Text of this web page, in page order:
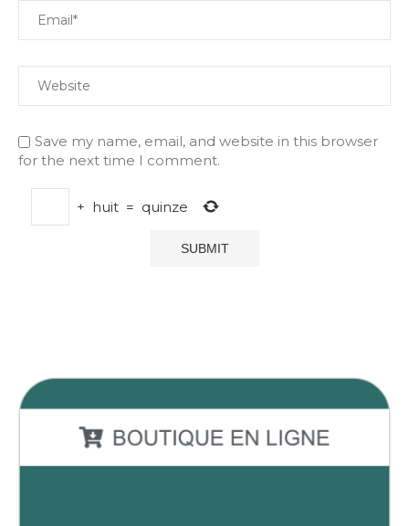
Save my name, email, and website in this browser
for the next time I comment.
+ huit = quinze